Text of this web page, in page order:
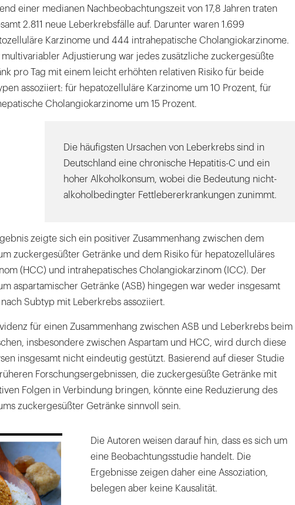
einer medianen Nachbeobachtungszeit von 17,8 Jahren traten
2.811 neue Leberkrebsfälle auf. Darunter waren 1.699
Karzinome und 444 intrahepatische Cholangiokarzinome.
multivariabler Adjustierung war jedes zusätzliche zuckergesüßte
pro Tag mit einem leicht erhöhten relativen Risiko für beide
assoziiert: für hepatozelluläre Karzinome um 10 Prozent, für
Cholangiokarzinome um 15 Prozent.
Die häufigsten Ursachen von Leberkrebs sind in
Deutschland eine chronische Hepatitis-C und ein
hoher Alkoholkonsum, wobei die Bedeutung nicht-
alkoholbedingter Fettlebererkrankungen zunimmt.
zeigte sich ein positiver Zusammenhang zwischen dem
zuckergesüßter Getränke und dem Risiko für hepatozelluläres
(HCC) und intrahepatisches Cholangiokarzinom (ICC). Der
aspartamischer Getränke (ASB) hingegen war weder insgesamt
Subtyp mit Leberkrebs assoziiert.
für einen Zusammenhang zwischen ASB und Leberkrebs beim
insbesondere zwischen Aspartam und HCC, wird durch diese
insgesamt nicht eindeutig gestützt. Basierend auf dieser Studie
Forschungsergebnissen, die zuckergesüßte Getränke mit
Folgen in Verbindung bringen, könnte eine Reduzierung des
zuckergesüßter Getränke sinnvoll sein.
Die Autoren weisen darauf hin, dass es sich um
eine Beobachtungsstudie handelt. Die
Ergebnisse zeigen daher eine Assoziation,
belegen aber keine Kausalität.